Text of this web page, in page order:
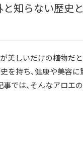
と知らない歴史
美しいだけの植物だ
を持ち、健康や美容
では、そんなアロエ